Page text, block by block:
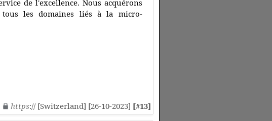
de l'excellence. Nous acquérons
tous les domaines liés à la micro-
https:// [Switzerland] [26-10-2023] [#13]